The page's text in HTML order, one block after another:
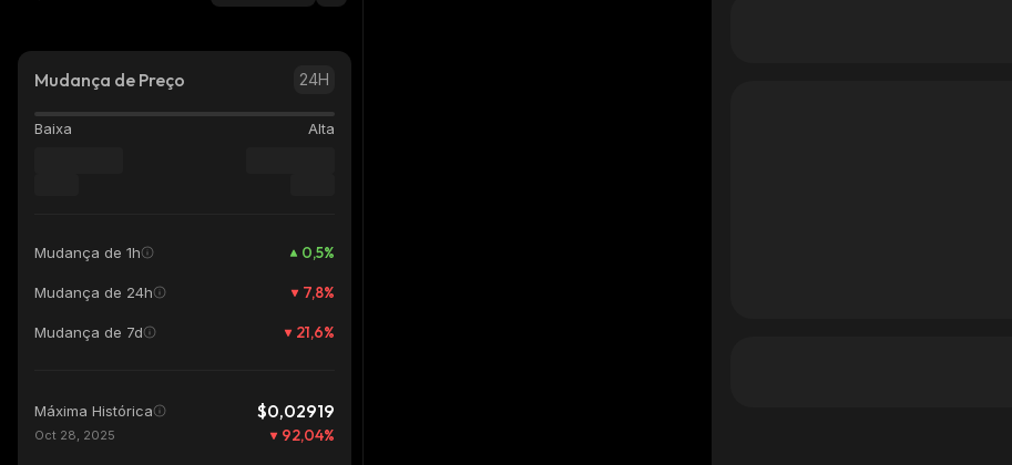
Mudança de Preço 24H
Baixa Alta
Mudança de 1h 0,5%
Mudança de 24h 7,8%
Mudança de 7d 21,6%
Máxima Histórica $0,02919
Oct 28, 2025 92,04%